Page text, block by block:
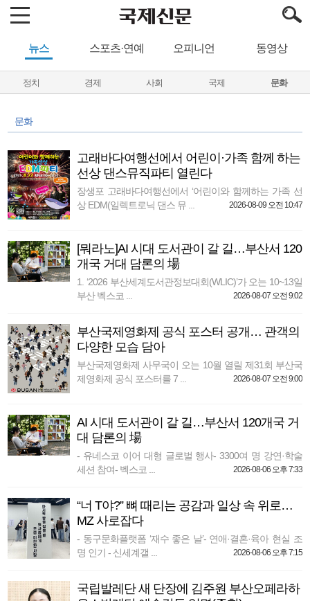
뉴스 스포츠·연예 오피니언 동영상
정치 경제 사회 국제 문화
문화
고래바다여행선에서 어린이·가족 함께 하는
선상 댄스뮤직파티 열린다
장생포 고래바다여행선에서 ‘어린이와 함께하는 가족 선
상 EDM(일렉트로닉 댄스 뮤 ...
2026-08-09 오전 10:47
[뭐라노]AI 시대 도서관이 갈 길…부산서 120
개국 거대 담론의 場
1. ‘2026 부산세계도서관정보대회(WLIC)’가 오는 10~13일
부산 벡스코 ...
2026-08-07 오전 9:02
부산국제영화제 공식 포스터 공개… 관객의
다양한 모습 담아
부산국제영화제 사무국이 오는 10월 열릴 제31회 부산국
제영화제 공식 포스터를 7 ...
2026-08-07 오전 9:00
AI 시대 도서관이 갈 길…부산서 120개국 거
대 담론의 場
- 유네스코 이어 대형 글로벌 행사- 3300여 명 강연·학술
세션 참여- 벡스코 ...
2026-08-06 오후 7:33
“너 T야?” 뼈 때리는 공감과 일상 속 위로…
MZ 사로잡다
- 동구문화플랫폼 ‘재수 좋은 날’- 연애·결혼·육아 현실 조
명 인기 - 신세계갤 ...
2026-08-06 오후 7:15
국립발레단 새 단장에 김주원 부산오페라하